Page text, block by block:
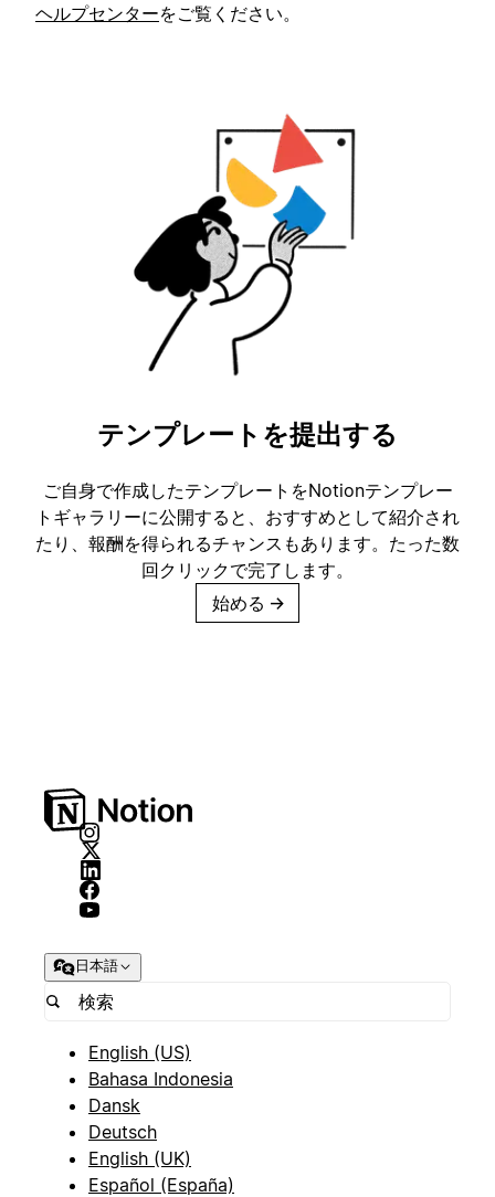
ヘルプセンターをご覧ください。
テンプレートを提出する
ご自身で作成したテンプレートをNotionテンプレー
トギャラリーに公開すると、おすすめとして紹介され
たり、報酬を得られるチャンスもあります。たった数
回クリックで完了します。
始める →
日本語
English (US)
Bahasa Indonesia
Dansk
Deutsch
English (UK)
Español (España)